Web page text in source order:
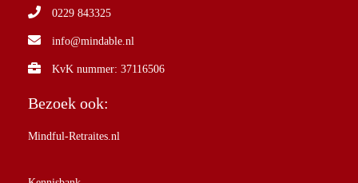
0229 843325
info@mindable.nl
KvK nummer: 37116506
Bezoek ook:
Mindful-Retraites.nl